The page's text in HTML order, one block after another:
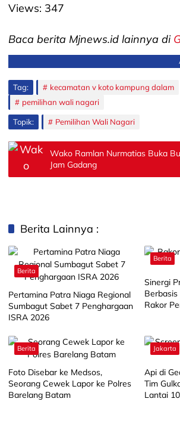
Views: 347
Baca berita Mjnews.id lainnya di
Tag: kecamatan v koto kampung dalam
pemilihan wali nagari
Topik: Pemilihan Wali Nagari
Wako Ramlan Nurmatias Buka
Jam Gadang
Berita Lainnya :
Berita
Pertamina Patra Niaga Regional
Sumbagut Sabet 7 Penghargaan
ISRA 2026
Berita
Sinergi
Rakor
Berita
Foto Disebar ke Medsos,
Seorang Cewek Lapor ke Polres
Barelang Batam
Jakarta
Api di
Tim
Lantai